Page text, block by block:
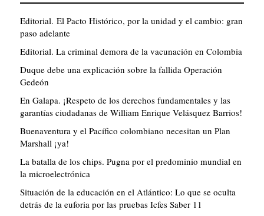
Editorial. El Pacto Histórico, por la unidad y el cambio: gran
paso adelante
Editorial. La criminal demora de la vacunación en Colombia
Duque debe una explicación sobre la fallida Operación
Gedeón
En Galapa. ¡Respeto de los derechos fundamentales y las
garantías ciudadanas de William Enrique Velásquez Barrios!
Buenaventura y el Pacífico colombiano necesitan un Plan
Marshall ¡ya!
La batalla de los chips. Pugna por el predominio mundial en
la microelectrónica
Situación de la educación en el Atlántico: Lo que se oculta
detrás de la euforia por las pruebas Icfes Saber 11